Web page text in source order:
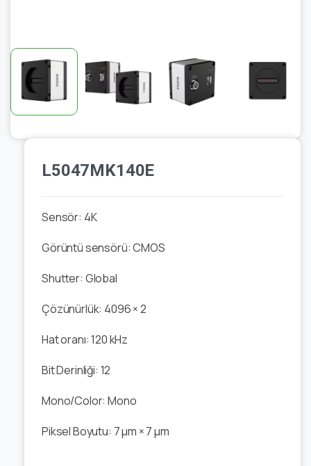
L5047MK140E
Sensör: 4K
Görüntü sensörü:CMOS
Shutter: Global
Çözünürlük: 4096 × 2
Hat oranı:120 kHz
Bit Derinliği: 12
Mono/Color: Mono
Piksel Boyutu: 7 μm × 7 μm